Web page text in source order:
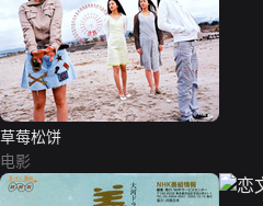
草莓松饼
电影